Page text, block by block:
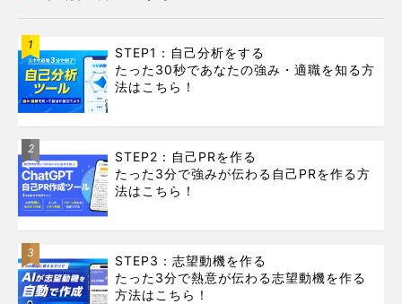
1
STEP1：自己分析をする
たった30秒であなたの強み・適職を知る方
法はこちら！
2
STEP2：自己PRを作る
たった3分で強みが伝わる自己PRを作る方
法はこちら！
3
STEP3：志望動機を作る
たった3分で熱意が伝わる志望動機を作る
方法はこちら！